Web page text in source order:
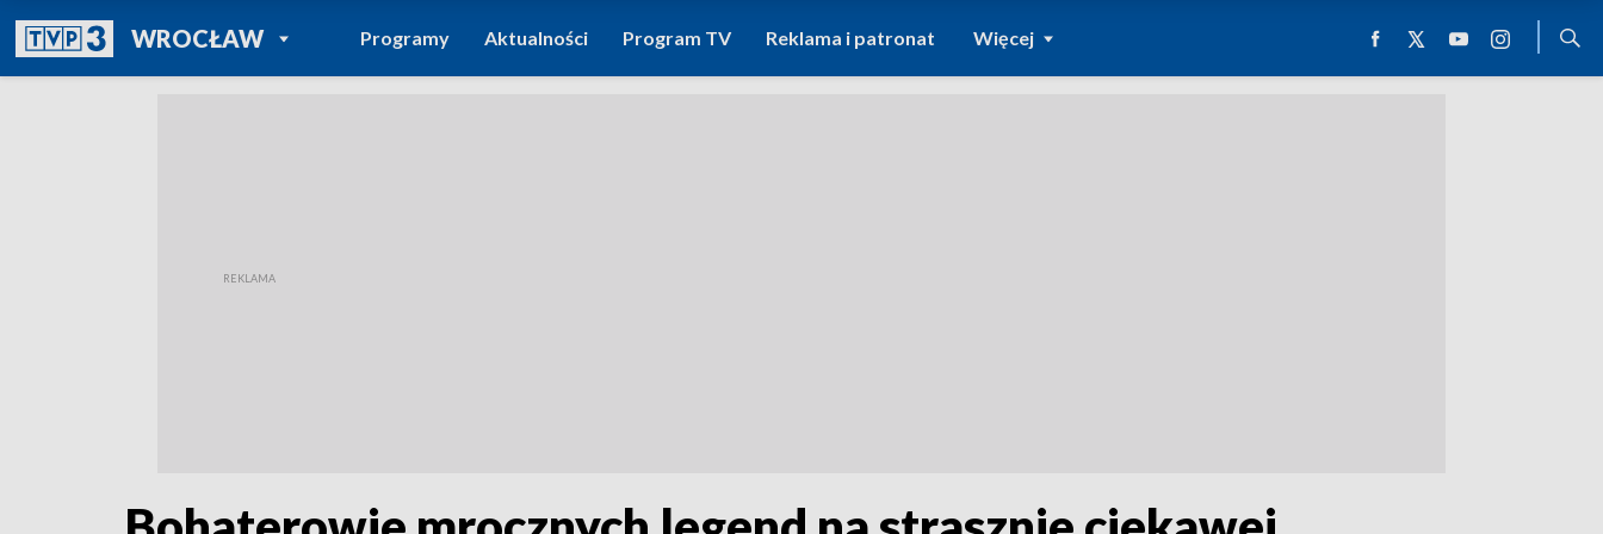
WROCŁAWPOWRÓT DO
TVP REGIONY
Programy Aktualności Program TV Reklama i patronat Więcej